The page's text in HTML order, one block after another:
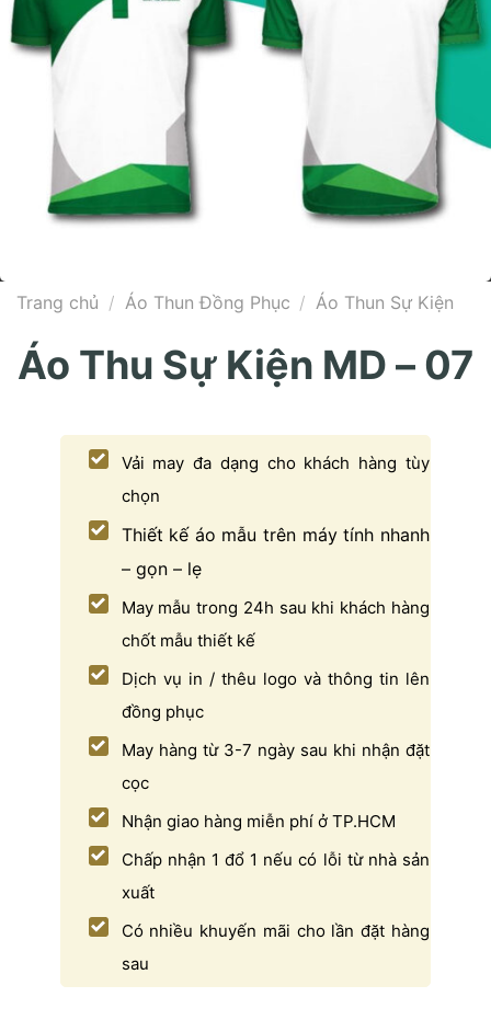
Trang chủ / Áo Thun Đồng Phục / Áo Thun Sự Kiện
Áo Thu Sự Kiện MD – 07
Vải may đa dạng cho khách hàng tùy
chọn
Thiết kế áo mẫu trên máy tính nhanh
– gọn – lẹ
May mẫu trong 24h sau khi khách hàng
chốt mẫu thiết kế
Dịch vụ in / thêu logo và thông tin lên
đồng phục
May hàng từ 3-7 ngày sau khi nhận đặt
cọc
Nhận giao hàng miễn phí ở TP.HCM
Chấp nhận 1 đổ 1 nếu có lỗi từ nhà sản
xuất
Có nhiều khuyến mãi cho lần đặt hàng
sau